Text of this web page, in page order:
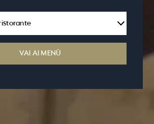
VAI AI MENÙ